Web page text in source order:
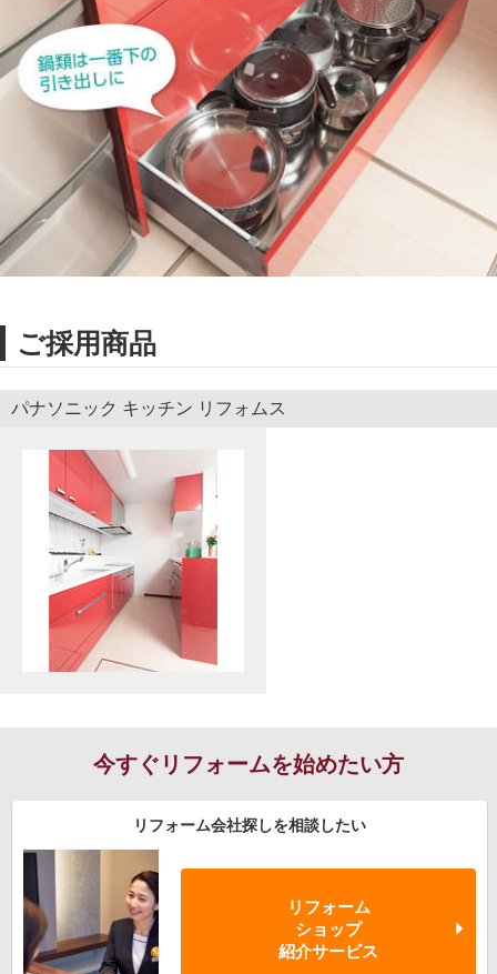
ご採用商品
パナソニック キッチン リフォムス
今すぐリフォームを始めたい方
リフォーム会社探しを相談したい
リフォーム
ショップ
紹介サービス